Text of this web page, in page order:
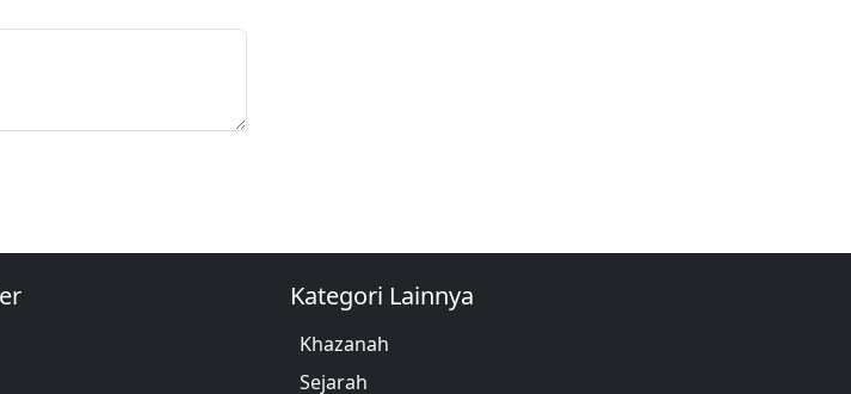
Kategori Lainnya
Khazanah
Sejarah